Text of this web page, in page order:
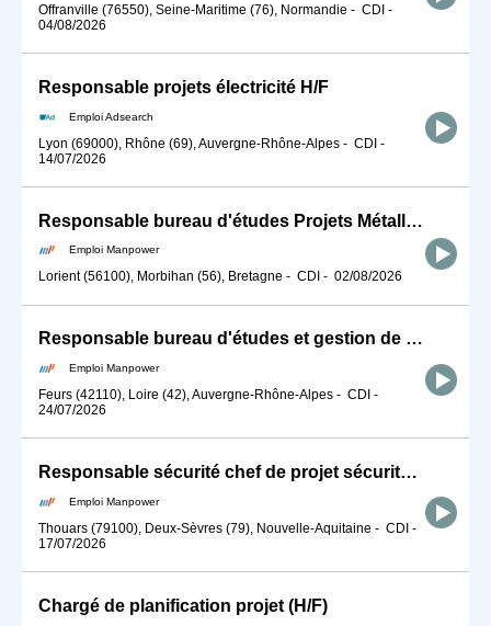
Offranville (76550), Seine-Maritime (76), Normandie - CDI -
04/08/2026
Responsable projets électricité H/F
Emploi Adsearch
Lyon (69000), Rhône (69), Auvergne-Rhône-Alpes - CDI -
14/07/2026
Responsable bureau d'études Projets Métalliques (H/F)
Emploi Manpower
Lorient (56100), Morbihan (56), Bretagne - CDI - 02/08/2026
Responsable bureau d'études et gestion de projet (H/F)
Emploi Manpower
Feurs (42110), Loire (42), Auvergne-Rhône-Alpes - CDI -
24/07/2026
Responsable sécurité chef de projet sécurité travail (H/F)
Emploi Manpower
Thouars (79100), Deux-Sèvres (79), Nouvelle-Aquitaine - CDI -
17/07/2026
Chargé de planification projet (H/F)